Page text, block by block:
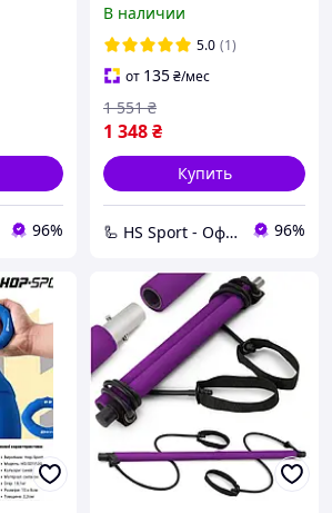
96%
В наличии
5.0 (1)
от 135₴/мес
1 348₴
1 551 ₴
Купить
🦾 HS Sport - Офіційний дистриб'ютор тренажерів Hop-Sport 96%